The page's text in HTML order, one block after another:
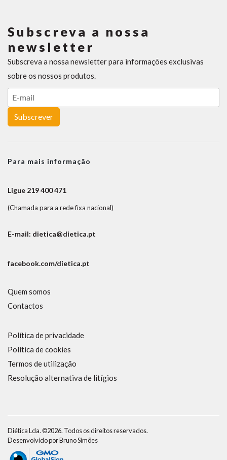
Subscreva a nossa
newsletter
Subscreva a nossa newsletter para informações exclusivas
sobre os nossos produtos.
Subscrever
Para mais informação
Ligue 219 400 471
(Chamada para a rede fixa nacional)
E-mail: dietica@dietica.pt
facebook.com/dietica.pt
Quem somos
Contactos
Política de privacidade
Política de cookies
Termos de utilização
Resolução alternativa de litígios
Diética Lda. ©2026. Todos os direitos reservados.
Desenvolvido porBruno Simões